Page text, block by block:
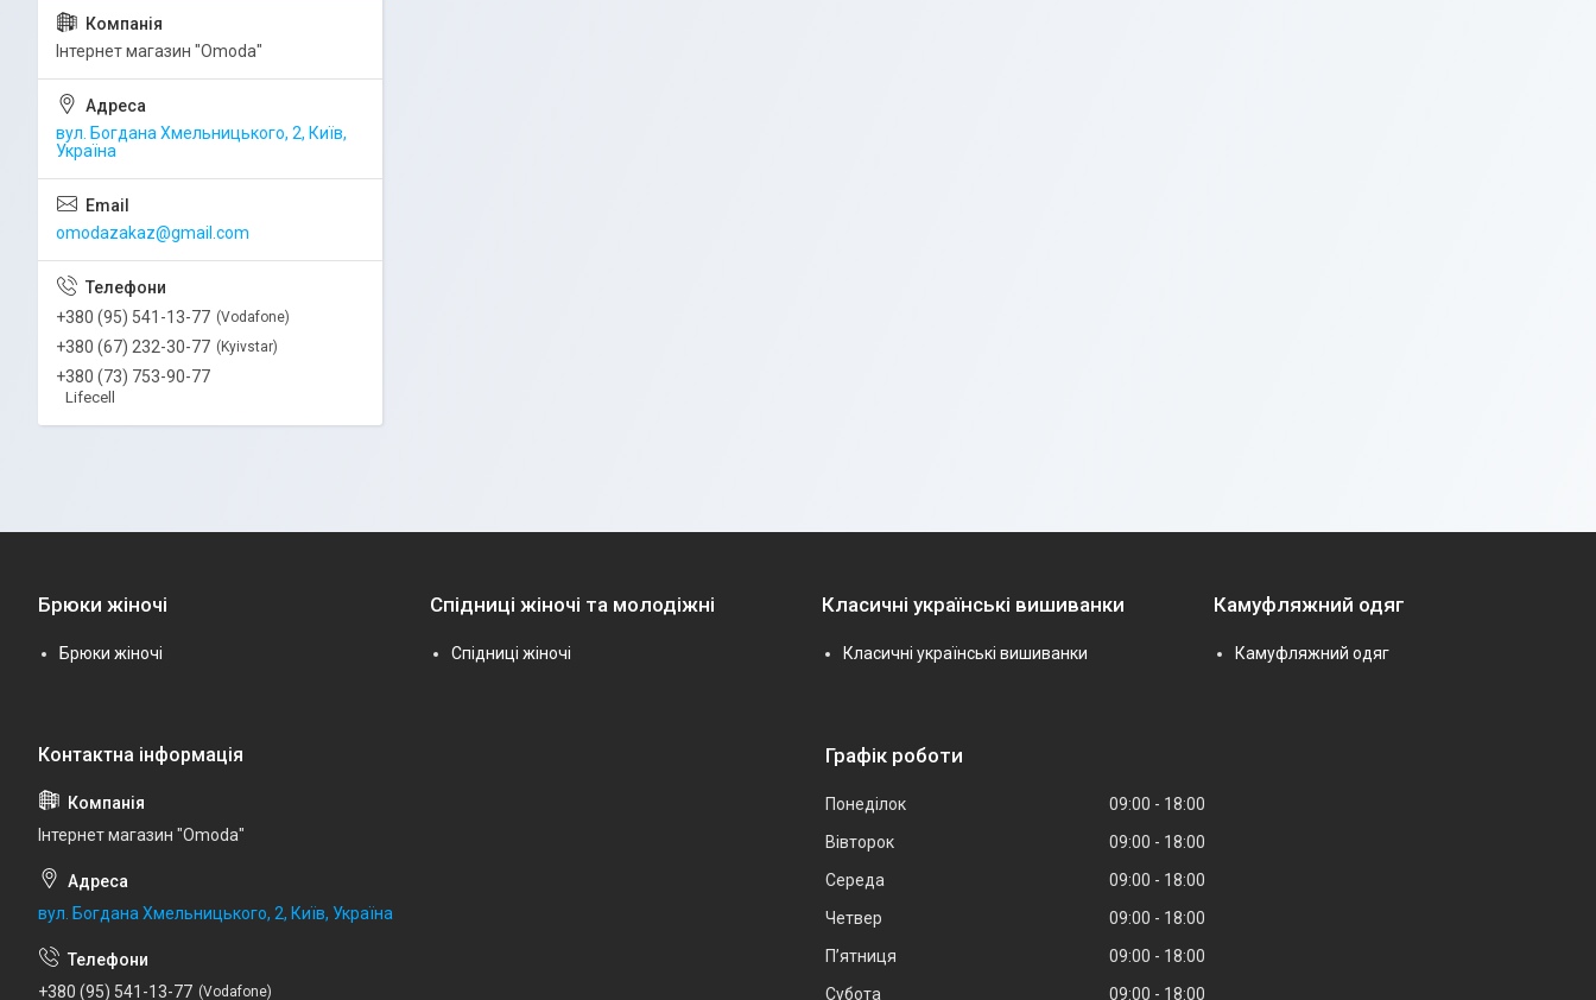
Інтернет магазин "Omoda"
вул. Богдана Хмельницького, 2, Київ,
Україна
omodazakaz@gmail.com
+380 (95) 541-13-77 Vodafone
+380 (67) 232-30-77 Kyivstar
+380 (73) 753-90-77
Lifecell
Брюки жіночі
Брюки жіночі
Спідниці жіночі та молодіжні
Спідниці жіночі
Класичні українські вишиванки
Класичні українські вишиванки
Камуфляжний одяг
Камуфляжний одяг
Інтернет магазин "Omoda"
вул. Богдана Хмельницького, 2, Київ, Україна
+380 (95) 541-13-77 Vodafone
Графік роботи
Понеділок 09:00
18:00
Вівторок
09:00
18:00
Середа
09:00
18:00
Четвер
09:00
18:00
Пʼятниця
09:00
18:00
Субота
09:00 18:00